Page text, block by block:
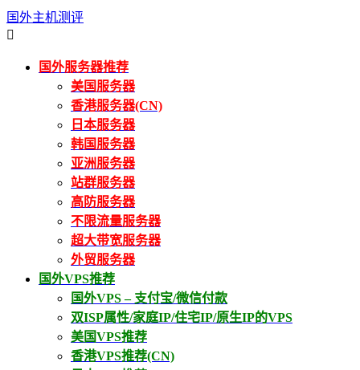
国外主机测评

国外服务器推荐
美国服务器
香港服务器(CN)
日本服务器
韩国服务器
亚洲服务器
站群服务器
高防服务器
不限流量服务器
超大带宽服务器
外贸服务器
国外VPS推荐
国外VPS – 支付宝/微信付款
双ISP属性/家庭IP/住宅IP/原生IP的VPS
美国VPS推荐
香港VPS推荐(CN)